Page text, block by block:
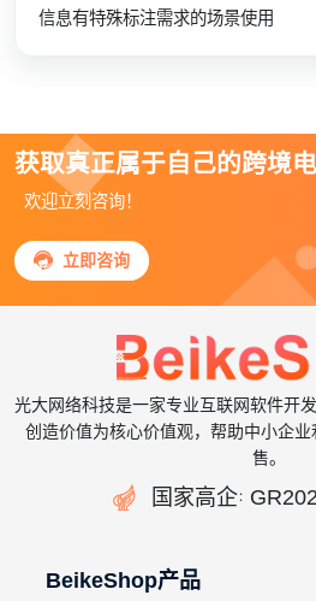
信息有特殊标注需求的场景使用
获取真正属于自己的跨境电
欢迎立刻咨询！
 立即咨询
光大网络科技是一家专业互联网软件开
创造价值为核心价值观，帮助中小企
售。
 国家高企：
BeikeShop产品